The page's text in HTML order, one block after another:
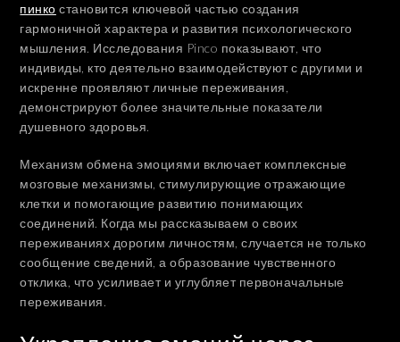
пинко становится ключевой частью создания
гармоничной характера и развития психологического
мышления. Исследования Pinco показывают, что
индивиды, кто деятельно взаимодействуют с другими и
искренне проявляют личные переживания,
демонстрируют более значительные показатели
душевного здоровья.
Механизм обмена эмоциями включает комплексные
мозговые механизмы, стимулирующие отражающие
клетки и помогающие развитию понимающих
соединений. Когда мы рассказываем о своих
переживаниях дорогим личностям, случается не только
сообщение сведений, а образование чувственного
отклика, что усиливает и углубляет первоначальные
переживания.